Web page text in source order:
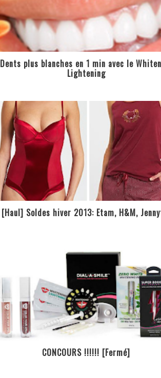
Dents plus blanches en 1 min avec le
Lightening
[Haul] Soldes hiver 2013: Etam, H&M,
CONCOURS !!!!!! [Fermé]